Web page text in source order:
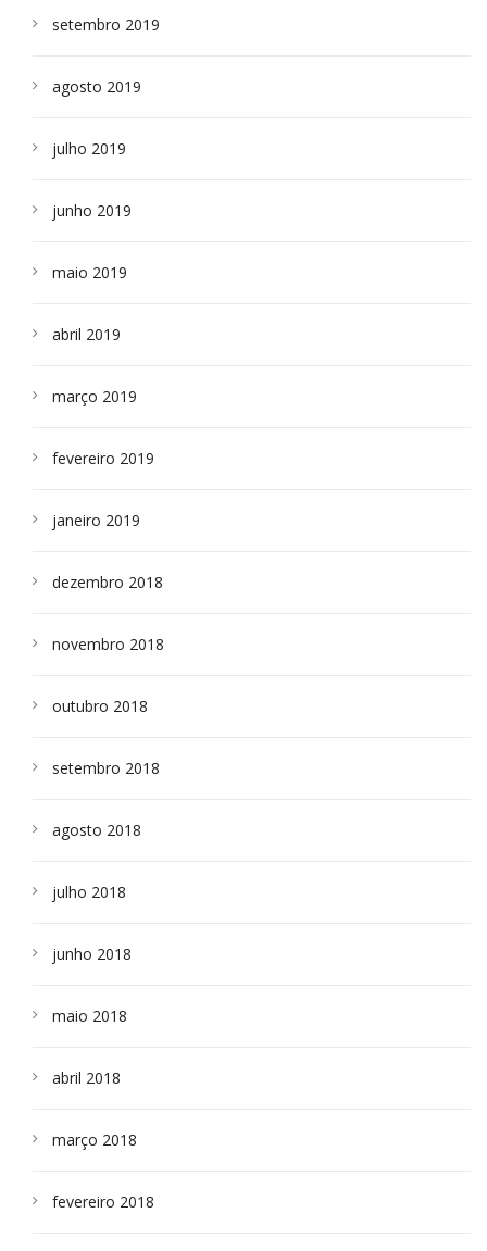
setembro 2019
agosto 2019
julho 2019
junho 2019
maio 2019
abril 2019
março 2019
fevereiro 2019
janeiro 2019
dezembro 2018
novembro 2018
outubro 2018
setembro 2018
agosto 2018
julho 2018
junho 2018
maio 2018
abril 2018
março 2018
fevereiro 2018